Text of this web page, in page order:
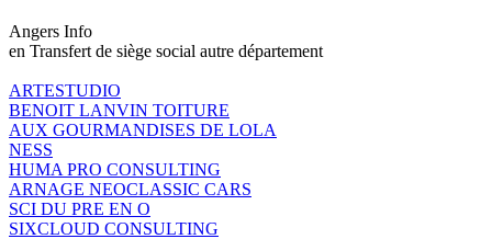
Angers Info
en Transfert de siège social autre département
ARTESTUDIO
BENOIT LANVIN TOITURE
AUX GOURMANDISES DE LOLA
NESS
HUMA PRO CONSULTING
ARNAGE NEOCLASSIC CARS
SCI DU PRE EN O
SIXCLOUD CONSULTING